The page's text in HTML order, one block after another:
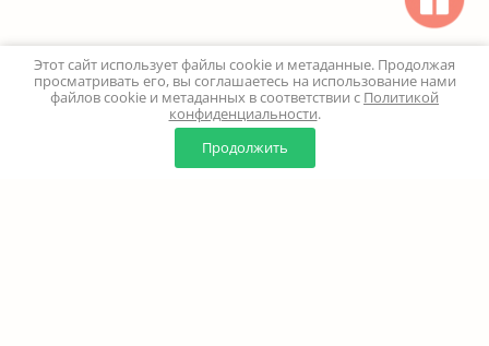
0
Корзина
Этот сайт использует файлы cookie и метаданные. Продолжая
просматривать его, вы соглашаетесь на использование нами
файлов cookie и метаданных в соответствии с Политикой
конфиденциальности.
Продолжить